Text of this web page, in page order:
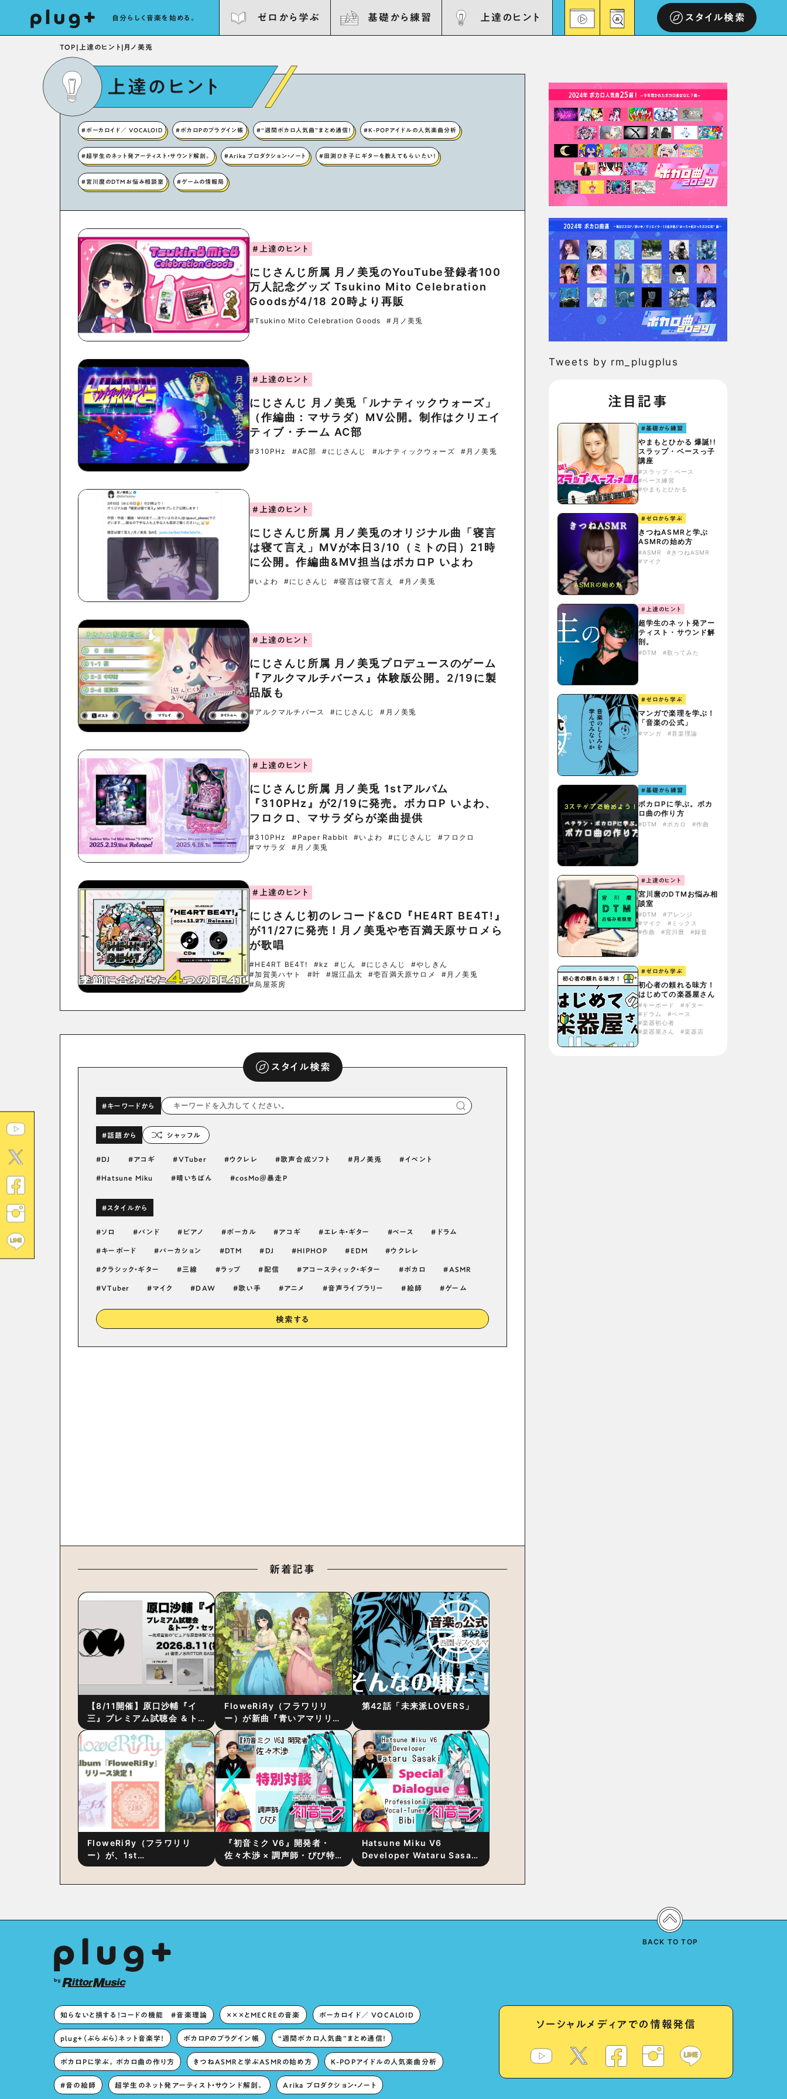
自分らしく音楽を始める。 ゼロから学ぶ 基礎から練習 上達のヒント スタイル検索
TOP | 上達のヒント | 月ノ美兎
上達のヒント
#ボーカロイド／ VOCALOID #ボカロPのプラグイン帳 #“週間ボカロ人気曲”まとめ通信！ #K-POPアイドルの人気楽曲分析
#超学生のネット発アーティスト・サウンド解剖。 #Arika プロダクション・ノート #田渕ひさ子にギターを教えてもらいたい！
#宮川麿のDTMお悩み相談室 #ゲームの情報局
#上達のヒント
にじさんじ所属 月ノ美兎のYouTube登録者100
万人記念グッズ Tsukino Mito Celebration
Goodsが4/18 20時より再販
#Tsukino Mito Celebration Goods #月ノ美兎
#上達のヒント
にじさんじ 月ノ美兎「ルナティックウォーズ」
（作編曲：マサラダ）MV公開。制作はクリエイ
ティブ・チーム AC部
#310PHz #AC部 #にじさんじ #ルナティックウォーズ #月ノ美兎
#上達のヒント
にじさんじ所属 月ノ美兎のオリジナル曲「寝言
は寝て言え」MVが本日3/10（ミトの日）21時
に公開。作編曲&MV担当はボカロP いよわ
#いよわ #にじさんじ #寝言は寝て言え #月ノ美兎
#上達のヒント
にじさんじ所属 月ノ美兎プロデュースのゲーム
『アルクマルチバース』体験版公開。2/19に製
品版も
#アルクマルチバース #にじさんじ #月ノ美兎
#上達のヒント
にじさんじ所属 月ノ美兎 1stアルバム
『310PHz』が2/19に発売。ボカロP いよわ、
フロクロ、マサラダらが楽曲提供
#310PHz #Paper Rabbit #いよわ #にじさんじ
#フロクロ
#マサラダ
#月ノ美兎
#上達のヒント
にじさんじ初のレコード&CD『HE4RT BE4T!』
が11/27に発売！月ノ美兎や壱百満天原サロメら
が歌唱
#HE4RT BE4T! #kz #じん #にじさんじ
#やしきん
#加賀美ハヤト
#叶 #堀江晶太 #壱百満天原サロメ
#月ノ美兎
#烏屋茶房
スタイル検索
#キーワードから
#話題から シャッフル
DJ アコギ VTuber ウクレレ 歌声合成ソフト 月ノ美兎 イベント
Hatsune Miku 晴いちばん cosMo＠暴走P
#スタイルから
ソロ バンド ピアノ ボーカル アコギ エレキ・ギター ベース ドラム
キーボード パーカション DTM DJ HIPHOP EDM ウクレレ
クラシック・ギター 三線 ラップ 配信 アコースティック・ギター ボカロ ASMR
VTuber マイク DAW 歌い手 アニメ 音声ライブラリー 絵師 ゲーム
検索する
新着記事
【8/11開催】原口沙輔『イ
三』プレミアム試聴会 ＆ト
ーク・セッション 〜完成直
後の“ピュアな原音体験”と制
作秘話
FloweRiЯy（フラワリリ
ー）が新曲『青いアマリリ
ス』をリリース！1stアルバ
ム詳細も発表
第42話「未来派LOVERS」
FloweRiЯy（フラワリリ
ー）が、1st
Album『FloweRiЯy』を9
『初音ミク V6』開発者・
佐々木渉 × 調声師・びび特
別対談 〜豊かな歌声表現の
Hatsune Miku V6
Developer Wataru Sasaki
× Professional Vocal-
Tweets by rm_plugplus
注目記事
#基礎から練習
やまもとひかる 爆誕!!
スラップ・ベースっ子
講座
#スラップ・ベース
#ベース練習
#やまもとひかる
#ゼロから学ぶ
きつねASMRと学ぶ
ASMRの始め方
#ASMR
#きつねASMR
#マイク
#上達のヒント
超学生のネット発アー
ティスト・サウンド解
剖。
#DTM #歌ってみた
#ゼロから学ぶ
マンガで楽理を学ぶ！
「音楽の公式」
#マンガ #音楽理論
#基礎から練習
ボカロPに学ぶ。ボカ
ロ曲の作り方
#DTM #ボカロ #作曲
#上達のヒント
宮川麿のDTMお悩み相
談室
#DTM
#アレンジ
#マイク
#ミックス
#作曲
#宮川麿 #録音
#ゼロから学ぶ
初心者の頼れる味方！
はじめての楽器屋さん
#キーボード
#ギター
#ドラム
#ベース
#楽器初心者
#楽器屋さん
#楽器店
知らないと損する！コードの機能 #音楽理論 ×××とMECREの音楽 ボーカロイド／ VOCALOID
plug+（ぷらぷら）ネット音楽学！ ボカロPのプラグイン帳 “週間ボカロ人気曲”まとめ通信！
ボカロPに学ぶ。ボカロ曲の作り方 きつねASMRと学ぶASMRの始め方 K-POPアイドルの人気楽曲分析
#音の絵師 超学生のネット発アーティスト・サウンド解剖。 Arika プロダクション・ノート
ソーシャルメディアでの情報発信
BACK TO TOP